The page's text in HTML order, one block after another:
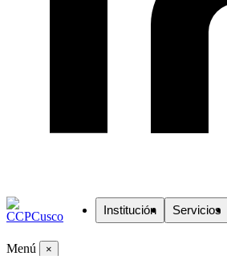
Institución Servicios
Menú ×